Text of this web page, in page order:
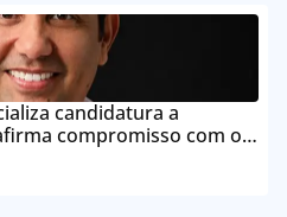
candidatura a
compromisso com o